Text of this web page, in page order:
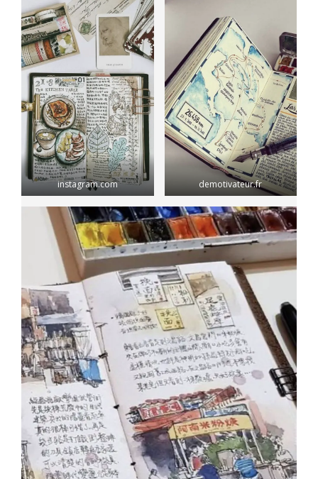
instagram.com demotivateur.fr